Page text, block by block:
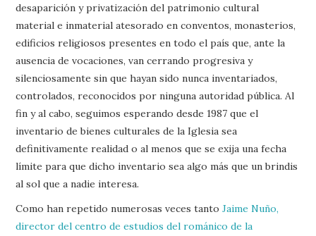
desaparición y privatización del patrimonio cultural
material e inmaterial atesorado en conventos, monasterios,
edificios religiosos presentes en todo el país que, ante la
ausencia de vocaciones, van cerrando progresiva y
silenciosamente sin que hayan sido nunca inventariados,
controlados, reconocidos por ninguna autoridad pública. Al
fin y al cabo, seguimos esperando desde 1987 que el
inventario de bienes culturales de la Iglesia sea
definitivamente realidad o al menos que se exija una fecha
límite para que dicho inventario sea algo más que un brindis
al sol que a nadie interesa.
Como han repetido numerosas veces tantoJaime Nuño,
director del centro de estudios del románico de la